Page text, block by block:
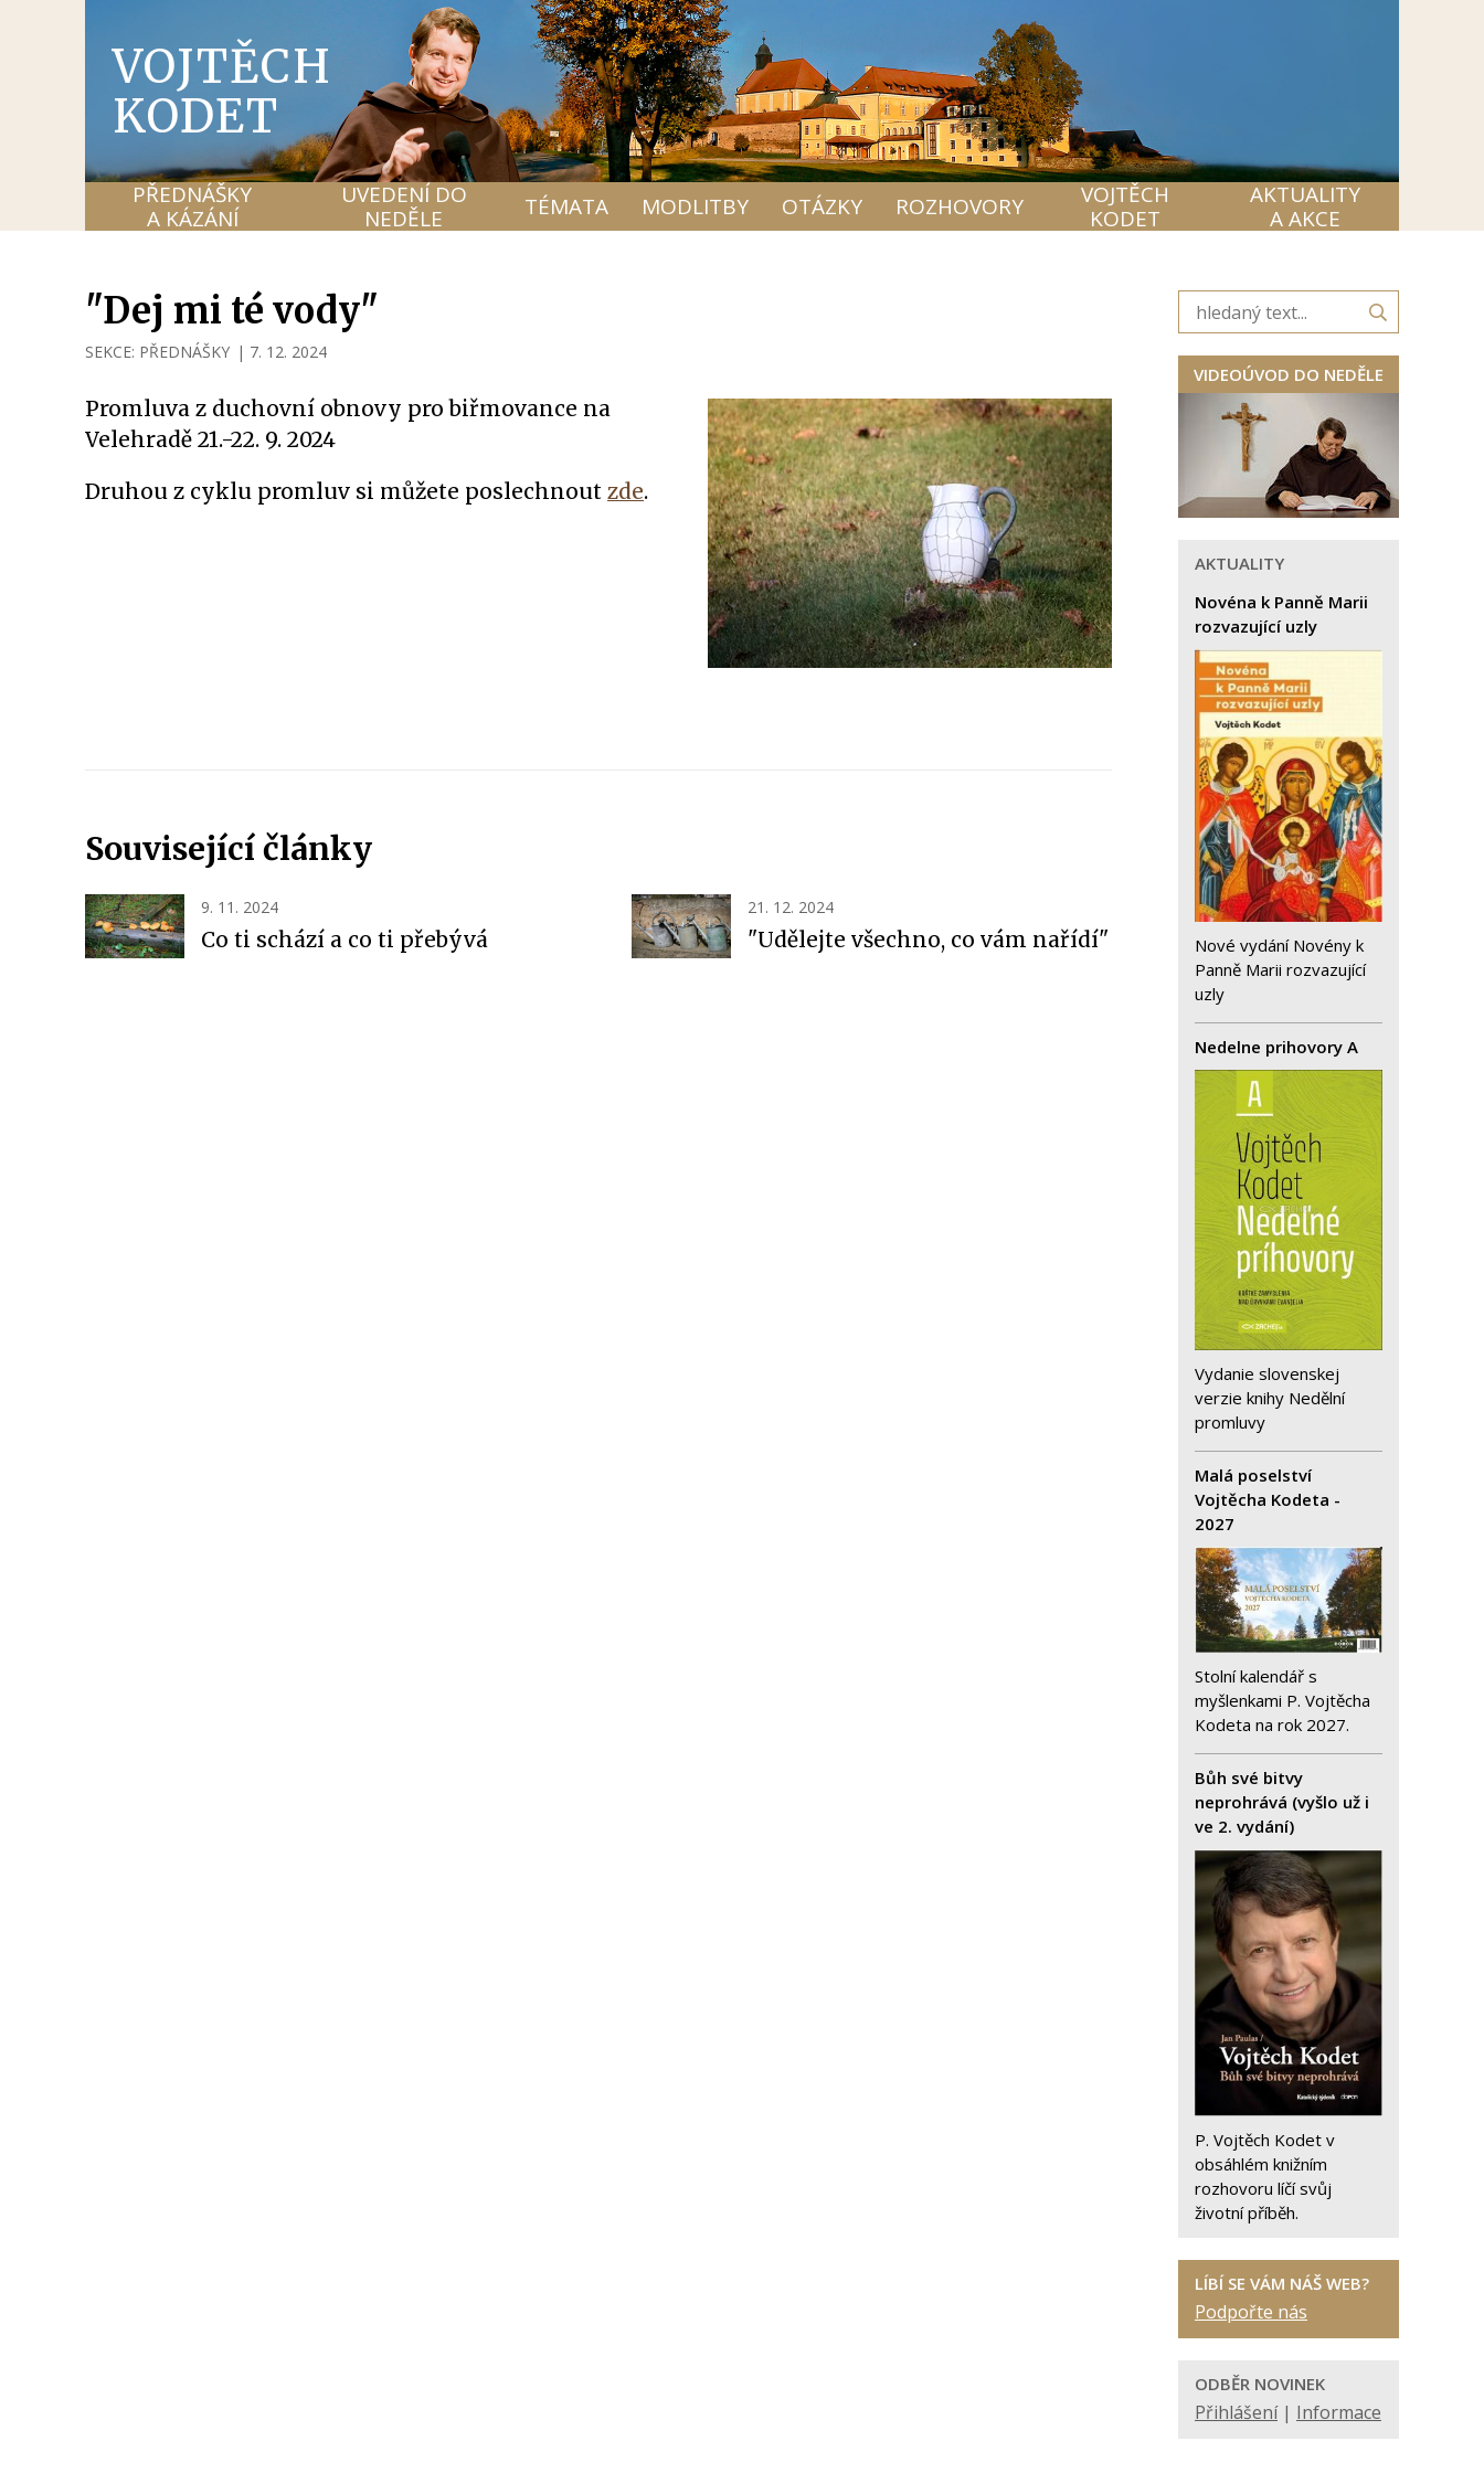
VOJTĚCH
KODET
PŘEDNÁŠKY
A KÁZÁNÍ
UVEDENÍ DO
NEDĚLE
TÉMATA MODLITBY OTÁZKY ROZHOVORY
VOJTĚCH
KODET
AKTUALITY
A AKCE
"Dej mi té vody"
SEKCE: PŘEDNÁŠKY | 7. 12. 2024
Promluva z duchovní obnovy pro biřmovance na
Velehradě 21.-22. 9. 2024
Druhou z cyklu promluv si můžete poslechnout zde.
Související články
9. 11. 2024
Co ti schází a co ti přebývá
21. 12. 2024
"Udělejte všechno, co vám nařídí"
VIDEOÚVOD DO NEDĚLE
AKTUALITY
Novéna k Panně Marii
rozvazující uzly
Nové vydání Novény k
Panně Marii rozvazující
uzly
Nedelne prihovory A
Vydanie slovenskej
verzie knihy Nedělní
promluvy
Malá poselství
Vojtěcha Kodeta -
2027
Stolní kalendář s
myšlenkami P. Vojtěcha
Kodeta na rok 2027.
Bůh své bitvy
neprohrává (vyšlo už i
ve 2. vydání)
P. Vojtěch Kodet v
obsáhlém knižním
rozhovoru líčí svůj
životní příběh.
LÍBÍ SE VÁM NÁŠ WEB?
Podpořte nás
ODBĚR NOVINEK
Přihlášení| Informace